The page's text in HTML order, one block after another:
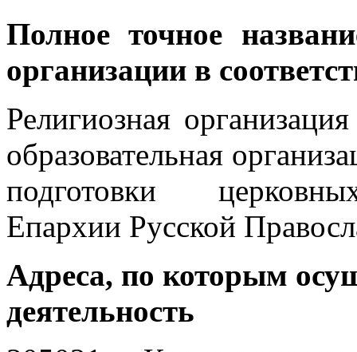
Полное точное
организации в
Религиозная
образовательная
подготовки
Епархии Русской
Адреса, по которым
деятельность